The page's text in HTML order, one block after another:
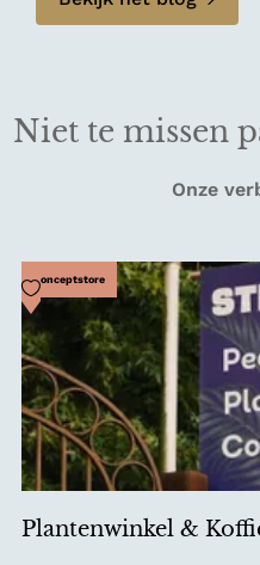
Niet te missen
Onze
Plantenwinkel &
Conceptstore
Voeg toe als favoriet